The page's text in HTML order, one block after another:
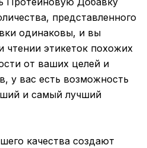
представленного
одинаковы, и вы
чтении этикеток похожих
от ваших целей и
у вас есть возможность
и самый лучший
качества создают